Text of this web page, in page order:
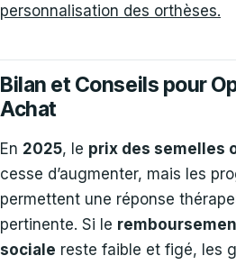
personnalisation des orthèses.
Bilan et Conseils pour
Achat
En 2025, le prix des semelles
cesse d’augmenter, mais les
permettent une réponse
pertinente. Si le
sociale reste faible et figé, les